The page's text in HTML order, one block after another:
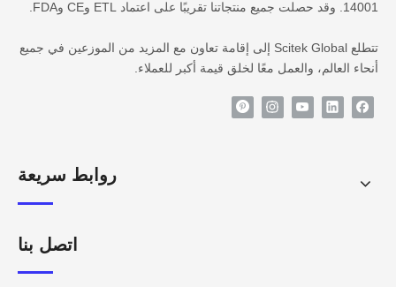
14001. وقد حصلت جميع منتجاتنا تقريبًا على اعتماد ETL وCE وFDA.
تتطلع Scitek Global إلى إقامة تعاون مع المزيد من الموزعين في جميع
أنحاء العالم، والعمل معًا لخلق قيمة أكبر للعملاء.
روابط سريعة
اتصل بنا